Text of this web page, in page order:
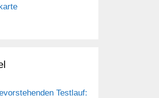
Testlauf: